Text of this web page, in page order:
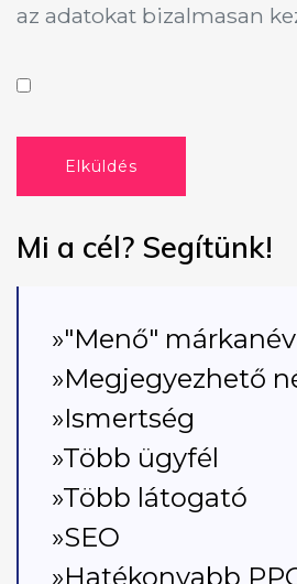
az adatokat bizalmasan
Elküldés
Mi a cél? Segítünk!
»"Menő" márkanév
»Megjegyezhető
»Ismertség
»Több ügyfél
»Több látogató
»SEO
»Hatékonyabb